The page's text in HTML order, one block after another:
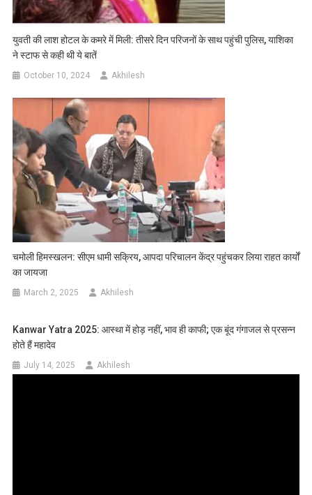
युवती की लाश होटल के कमरे में मिली: तीसरे दिन परिजनों के साथ पहुंची पुलिस, याशिका
ने स्टाफ से कही थी ये बातें
October 10, 2024 Akhilesh
चमोली हिमस्खलन: सीएम धामी सक्रिय, आपदा परिचालन केंद्र पहुंचकर लिया राहत कार्यों
का जायजा
March 2, 2025 Akhilesh
Kanwar Yatra 2025: आस्था में होड़ नहीं, भाव ही काफी; एक बूंद गंगाजल से प्रसन्न
होते हैं महादेव
July 14, 2025 Akhilesh